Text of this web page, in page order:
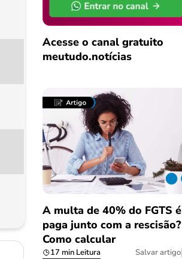
Acesse o canal gratuito
meutudo.notícias
A multa de 40% do FGTS é
paga junto com a rescisão?
Como calcular
17 min Leitura Salvar artigo